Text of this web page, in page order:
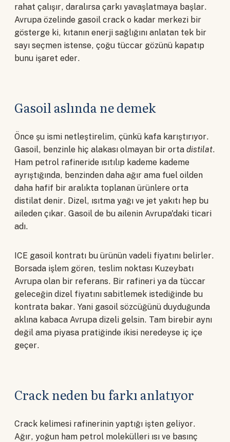
rahat çalışır, daralırsa çarkı yavaşlatmaya başlar.
Avrupa özelinde gasoil crack o kadar merkezi bir
gösterge ki, kıtanın enerji sağlığını anlatan tek bir
sayı seçmen istense, çoğu tüccar gözünü kapatıp
bunu işaret eder.
Gasoil aslında ne demek
Önce şu ismi netleştirelim, çünkü kafa karıştırıyor.
Gasoil, benzinle hiç alakası olmayan bir orta distilat.
Ham petrol rafineride ısıtılıp kademe kademe
ayrıştığında, benzinden daha ağır ama fuel oilden
daha hafif bir aralıkta toplanan ürünlere orta
distilat denir. Dizel, ısıtma yağı ve jet yakıtı hep bu
aileden çıkar. Gasoil de bu ailenin Avrupa'daki ticari
adı.
ICE gasoil kontratı bu ürünün vadeli fiyatını belirler.
Borsada işlem gören, teslim noktası Kuzeybatı
Avrupa olan bir referans. Bir rafineri ya da tüccar
geleceğin dizel fiyatını sabitlemek istediğinde bu
kontrata bakar. Yani gasoil sözcüğünü duyduğunda
aklına kabaca Avrupa dizeli gelsin. Tam birebir aynı
değil ama piyasa pratiğinde ikisi neredeyse iç içe
geçer.
Crack neden bu farkı anlatıyor
Crack kelimesi rafinerinin yaptığı işten geliyor.
Ağır, yoğun ham petrol molekülleri ısı ve basınç